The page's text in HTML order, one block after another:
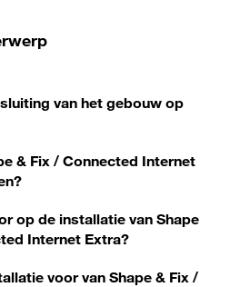
van het gebouw op
& Fix / Connected Internet
op de installatie van Shape
Internet Extra?
voor van Shape & Fix /